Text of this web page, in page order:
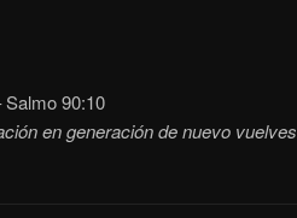
Salmo 90:10
en generación de nuevo vuelves